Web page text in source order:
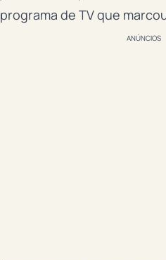
programa de TV que
ANÚNCIOS